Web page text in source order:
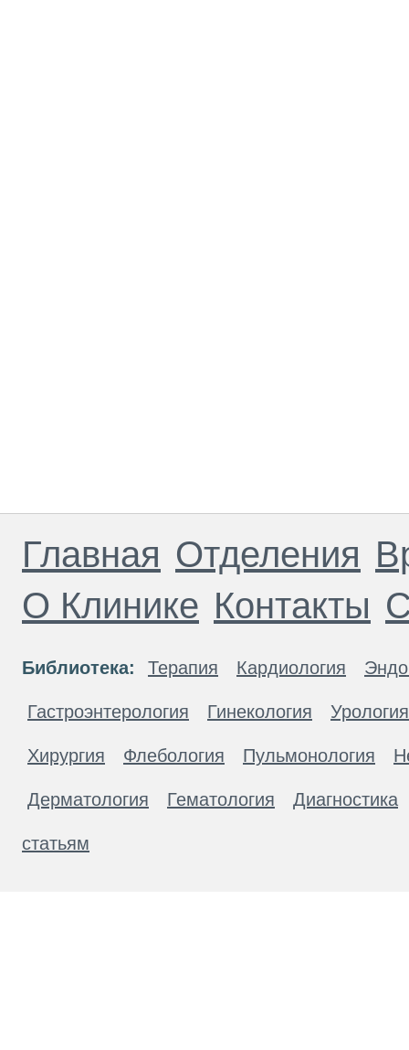
Главная Отделения
О Клинике Контакты
Библиотека: Терапия Кардиология
Гастроэнтерология Гинекология Урология
Хирургия Флебология Пульмонология
Дерматология Гематология Диагностика
статьям